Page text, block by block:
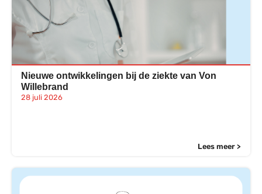
Nieuwe ontwikkelingen bij de ziekte van Von
Willebrand
28 juli 2026
Lees meer >